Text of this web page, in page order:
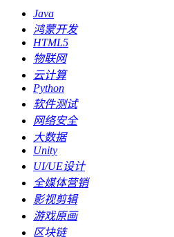
Java
鸿蒙开发
HTML5
物联网
云计算
Python
软件测试
网络安全
大数据
Unity
UI/UE设计
全媒体营销
影视剪辑
游戏原画
区块链